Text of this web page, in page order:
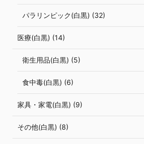
パラリンピック(白黒) (32)
医療(白黒) (14)
衛生用品(白黒) (5)
食中毒(白黒) (6)
家具・家電(白黒) (9)
その他(白黒) (8)